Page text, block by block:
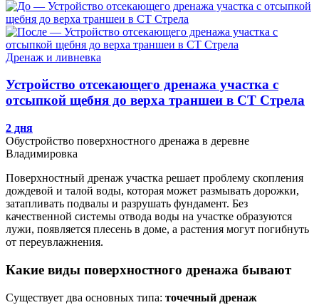
Дренаж и ливневка
Устройство отсекающего дренажа участка с
отсыпкой щебня до верха траншеи в СТ Стрела
2 дня
Обустройство поверхностного дренажа в деревне
Владимировка
Поверхностный дренаж участка решает проблему скопления
дождевой и талой воды, которая может размывать дорожки,
затапливать подвалы и разрушать фундамент. Без
качественной системы отвода воды на участке образуются
лужи, появляется плесень в доме, а растения могут погибнуть
от переувлажнения.
Какие виды поверхностного дренажа бывают
Существует два основных типа: точечный дренаж